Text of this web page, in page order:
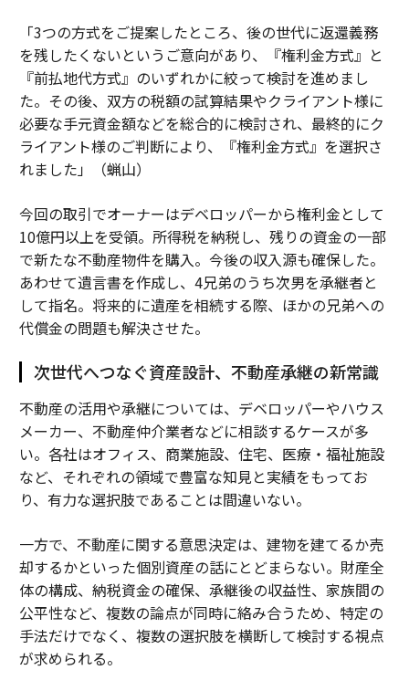
「3つの方式をご提案したところ、後の世代に返還義務
を残したくないというご意向があり、『権利金方式』と
『前払地代方式』のいずれかに絞って検討を進めまし
た。その後、双方の税額の試算結果やクライアント様に
必要な手元資金額などを総合的に検討され、最終的にク
ライアント様のご判断により、『権利金方式』を選択さ
れました」（蝋山）
今回の取引でオーナーはデベロッパーから権利金として
10億円以上を受領。所得税を納税し、残りの資金の一部
で新たな不動産物件を購入。今後の収入源も確保した。
あわせて遺言書を作成し、4兄弟のうち次男を承継者と
して指名。将来的に遺産を相続する際、ほかの兄弟への
代償金の問題も解決させた。
次世代へつなぐ資産設計、不動産承継の新常識
不動産の活用や承継については、デベロッパーやハウス
メーカー、不動産仲介業者などに相談するケースが多
い。各社はオフィス、商業施設、住宅、医療・福祉施設
など、それぞれの領域で豊富な知見と実績をもってお
り、有力な選択肢であることは間違いない。
一方で、不動産に関する意思決定は、建物を建てるか売
却するかといった個別資産の話にとどまらない。財産全
体の構成、納税資金の確保、承継後の収益性、家族間の
公平性など、複数の論点が同時に絡み合うため、特定の
手法だけでなく、複数の選択肢を横断して検討する視点
が求められる。